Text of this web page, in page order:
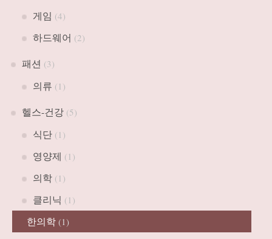
게임 (4)
하드웨어 (2)
패션 (3)
의류 (1)
헬스-건강(5)
식단(1)
영양제 (1)
의학(1)
클리닉 (1)
한의학(1)